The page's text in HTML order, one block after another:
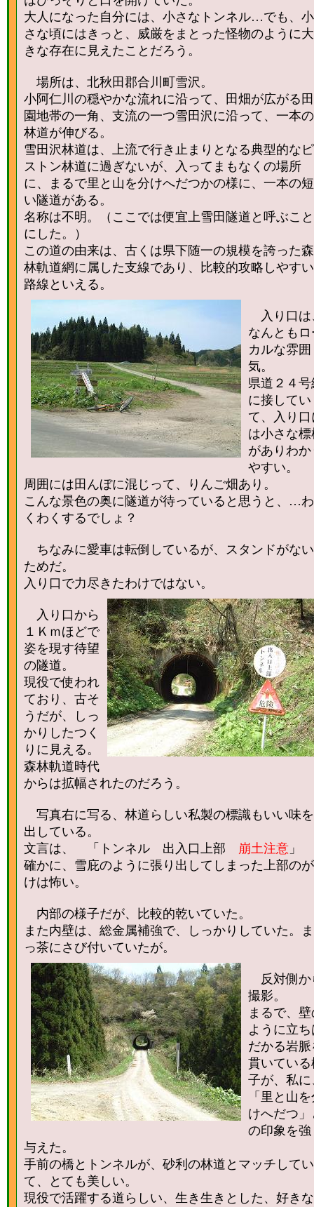
大人になった自分には、小さなトンネル…でも、小
さな頃にはきっと、威厳をまとった怪物のように大
きな存在に見えたことだろう。
場所は、北秋田郡合川町雪沢。
小阿仁川の穏やかな流れに沿って、田畑が広がる田
園地帯の一角、支流の一つ雪田沢に沿って、一本の
林道が伸びる。
雪田沢林道は、上流で行き止まりとなる典型的なピ
ストン林道に過ぎないが、入ってまもなくの場所
に、まるで里と山を分けへだつかの様に、一本の短
い隧道がある。
名称は不明。（ここでは便宜上雪田隧道と呼ぶこと
にした。）
この道の由来は、古くは県下随一の規模を誇った森
林軌道網に属した支線であり、比較的攻略しやすい
路線といえる。
入り口は
なんともロ
カルな雰囲
気。
県道２４号
に接してい
て、入り口
は小さな標
がありわか
やすい。
周囲には田んぼに混じって、りんご畑あり。
こんな景色の奥に隧道が待っていると思うと、…わ
くわくするでしょ？
ちなみに愛車は転倒しているが、スタンドがない
ためだ。
入り口で力尽きたわけではない。
入り口から
１Ｋｍほどで
姿を現す待望
の隧道。
現役で使われ
ており、古そ
うだが、しっ
かりしたつく
りに見える。
森林軌道時代
からは拡幅されたのだろう。
写真右に写る、林道らしい私製の標識もいい味を
出している。
文言は、 「トンネル 出入口上部 崩土注意 」
確かに、雪庇のように張り出してしまった上部のが
けは怖い。
内部の様子だが、比較的乾いていた。
また内壁は、総金属補強で、しっかりしていた。ま
っ茶にさび付いていたが。
反対側か
撮影。
まるで、壁
ように立ち
だかる岩脈
貫いている
子が、私に
「里と山
けへだつ」
の印象を強
与えた。
手前の橋とトンネルが、砂利の林道とマッチしてい
て、とても美しい。
現役で活躍する道らしい、生き生きとした、好きな